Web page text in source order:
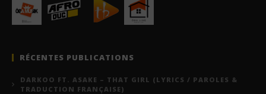
RÉCENTES PUBLICATIONS
DARKOO FT. ASAKE – THAT GIRL (LYRICS / PAROLES &
TRADUCTION FRANÇAISE)